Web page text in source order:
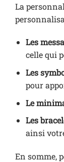
La
Les
celle qui
Les
pour
Le
Les
ainsi
En somme,